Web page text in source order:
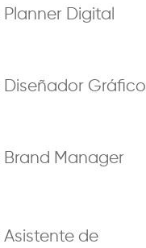
Digital
Gráfico
Manager
de